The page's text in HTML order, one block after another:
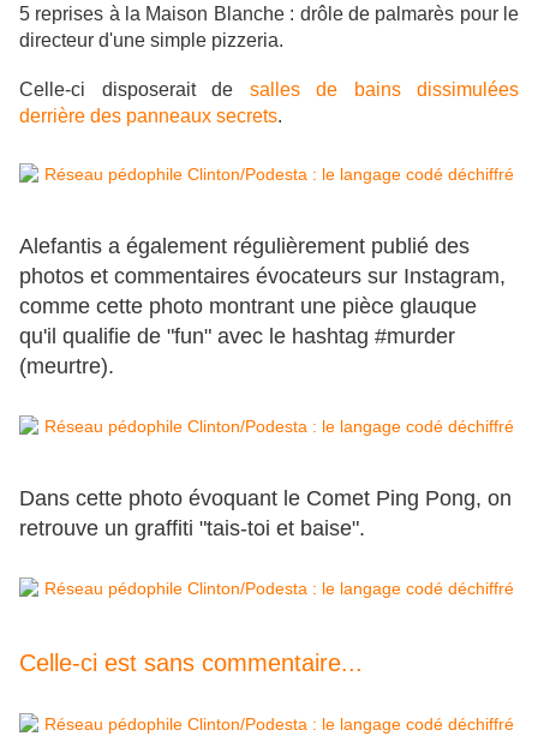
5 reprises à la Maison Blanche : drôle de palmarès pour le
directeur d'une simple pizzeria.
Celle-ci disposerait de salles de bains dissimulées
derrière des panneaux secrets.
Alefantis a également régulièrement publié des
photos et commentaires évocateurs sur Instagram,
comme cette photo montrant une pièce glauque
qu'il qualifie de "fun" avec le hashtag #murder
(meurtre).
Dans cette photo évoquant le Comet Ping Pong, on
retrouve un graffiti "tais-toi et baise".
Celle-ci est sans commentaire...